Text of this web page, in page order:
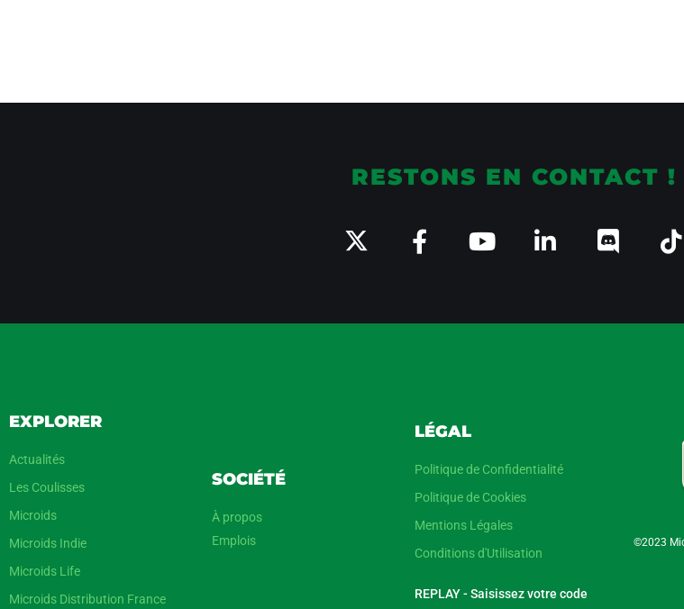
RESTONS EN CONTACT !
EXPLORER
Actualités
Les Coulisses
Microids
Microids Indie
Microids Life
Microids Distribution France
SOCIÉTÉ
À propos
Emplois
LÉGAL
Politique de Confidentialité
Politique de Cookies
Mentions Légales
Conditions d'Utilisation
REPLAY - Saisissez votre code
©2023